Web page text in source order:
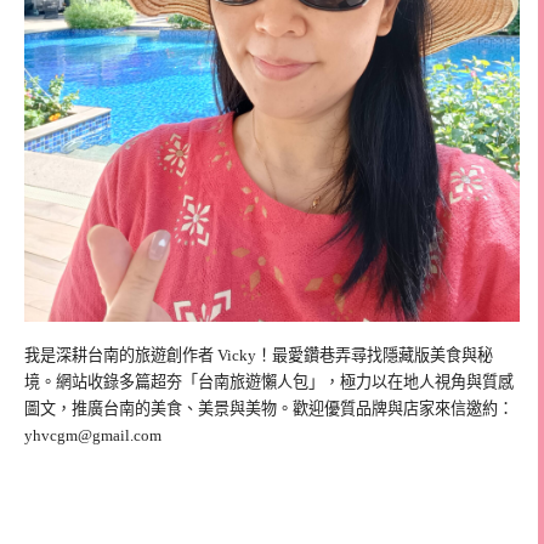
我是深耕台南的旅遊創作者 Vicky！最愛鑽巷弄尋找隱藏版美食與秘
境。網站收錄多篇超夯「台南旅遊懶人包」，極力以在地人視角與質感
圖文，推廣台南的美食、美景與美物。歡迎優質品牌與店家來信邀約：
yhvcgm@gmail.com